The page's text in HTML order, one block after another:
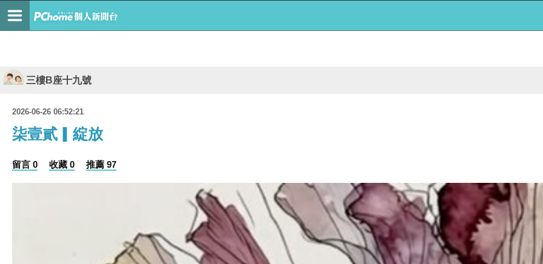
三樓B座十九號
2026-06-26 06:52:21
柒壹貳▎綻放
留言 0 收藏 0 推薦 97